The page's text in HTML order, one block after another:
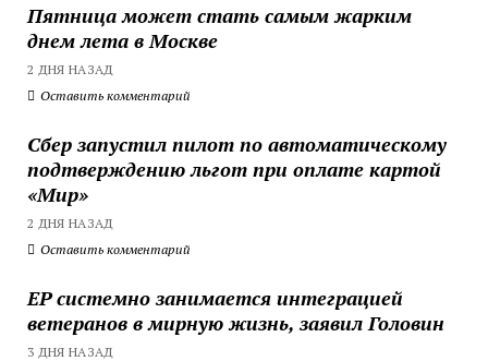
Пятница может стать самым жарким
днем лета в Москве
2 ДНЯ НАЗАД
Оставить комментарий
Сбер запустил пилот по автоматическому
подтверждению льгот при оплате картой
«Мир»
2 ДНЯ НАЗАД
Оставить комментарий
ЕР системно занимается интеграцией
ветеранов в мирную жизнь, заявил Головин
3 ДНЯ НАЗАД